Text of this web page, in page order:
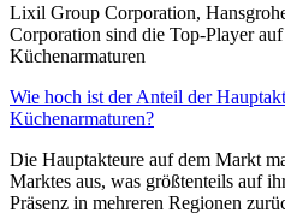
Lixil Group Corporation,
Corporation sind die Top-Player
Küchenarmaturen
Wie hoch ist der Anteil der
Küchenarmaturen?
Die Hauptakteure auf dem Markt
Marktes aus, was größtenteils auf
Präsenz in mehreren Regionen